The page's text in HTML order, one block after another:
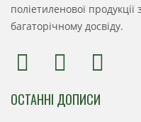
поліетиленової
багаторічному досвіду.
ОСТАННІ ДОПИСИ